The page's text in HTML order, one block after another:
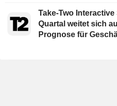
Take-Two
Quartal weitet sich
Prognose für